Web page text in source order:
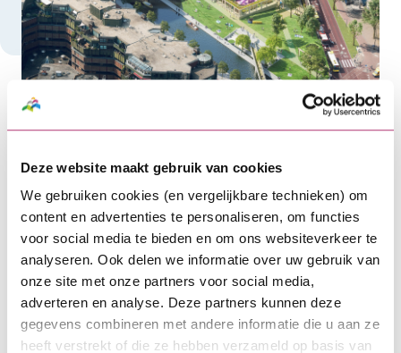
Deze website maakt gebruik van cookies
We gebruiken cookies (en vergelijkbare technieken) om
content en advertenties te personaliseren, om functies
voor social media te bieden en om ons websiteverkeer te
analyseren. Ook delen we informatie over uw gebruik van
onze site met onze partners voor social media,
adverteren en analyse. Deze partners kunnen deze
gegevens combineren met andere informatie die u aan ze
heeft verstrekt of die ze hebben verzameld op basis van
Beeld door ontwikkelaar (c) WAX
Op sollicitatie bij de gemeente
Utrecht
Inmiddels werkt Lingotto alweer twee jaar met de
gemeente Utrecht samen. Maar ze kregen de
opdracht niet zomaar gegund. “De gemeente vroeg